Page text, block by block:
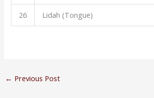
26 Lidah (Tongue)
← Previous Post